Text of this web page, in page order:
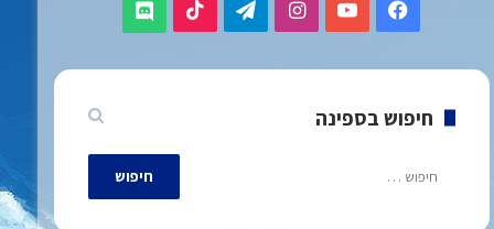
Facebook
YouTube
Instagram
Telegram
TikTok
Discord
חיפוש בספינה
חיפוש: